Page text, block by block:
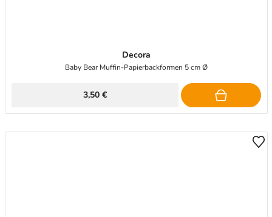
Decora
Baby Bear Muffin-Papierbackformen 5 cm Ø
3,50 €